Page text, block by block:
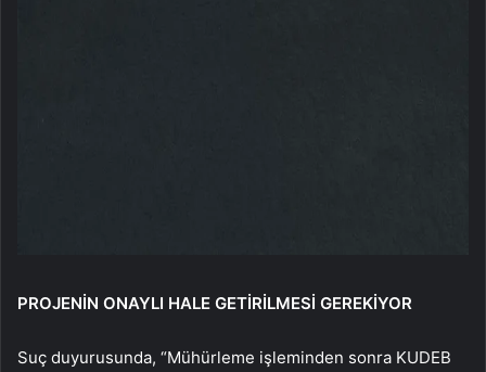
PROJENİN ONAYLI HALE GETİRİLMESİ GEREKİYOR
Suç duyurusunda, “Mühürleme işleminden sonra KUDEB